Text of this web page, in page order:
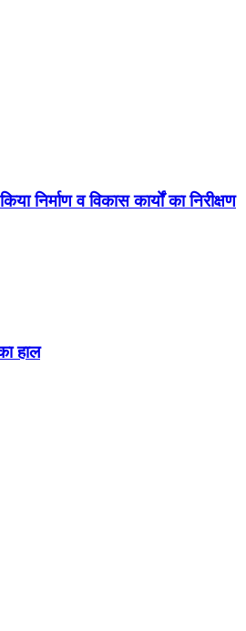
व विकास कार्यों का निरीक्षण
हाल